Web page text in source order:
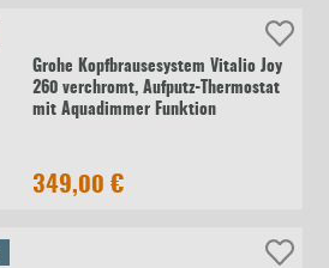
Grohe Kopfbrausesystem Vitalio Joy
260 verchromt, Aufputz-Thermostat
mit Aquadimmer Funktion
349,00 €